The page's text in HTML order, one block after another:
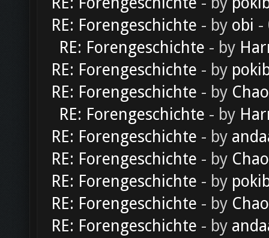
RE: Forengeschichte - by obi -
RE: Forengeschichte - by
RE: Forengeschichte - by
RE: Forengeschichte - by
RE: Forengeschichte - by
RE: Forengeschichte - by
RE: Forengeschichte - by
RE: Forengeschichte - by
RE: Forengeschichte - by
RE: Forengeschichte - by